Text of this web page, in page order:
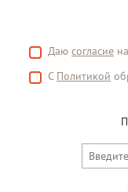
Даю согласие
С Политикой